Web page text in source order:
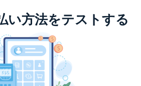
い方法をテストする